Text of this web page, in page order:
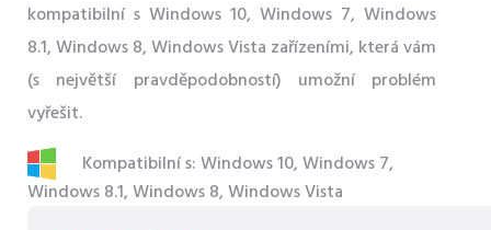
kompatibilní s Windows 10, Windows 7, Windows
8.1, Windows 8, Windows Vista zařízeními, která vám
(s největší pravděpodobností) umožní problém
vyřešit.
Kompatibilní s: Windows 10, Windows 7,
Windows 8.1, Windows 8, Windows Vista